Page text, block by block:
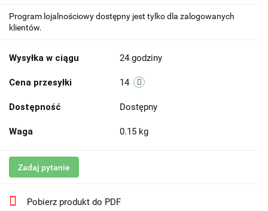
Program lojalnościowy dostępny jest tylko dla zalogowanych
klientów.
Wysyłka w ciągu 24 godziny
Cena przesyłki 14
Dostępność Dostępny
Waga 0.15 kg
Zadaj pytanie
Pobierz produkt do PDF